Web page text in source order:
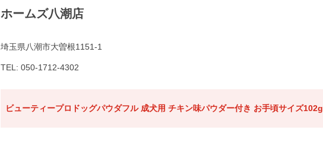
ホームズ八潮店
埼玉県八潮市大曽根1151-1
TEL: 050-1712-4302
ビューティープロドッグパウダフル 成犬用 チキン味パウダー付き お手頃サイズ102g